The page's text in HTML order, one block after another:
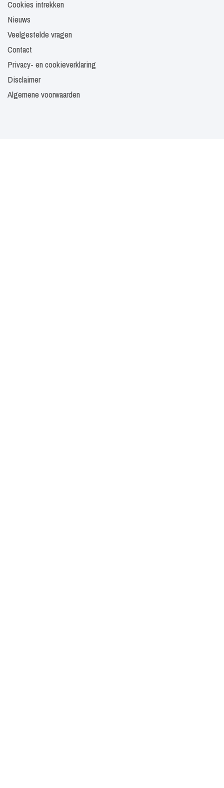
Cookies intrekken
Nieuws
Veelgestelde vragen
Contact
Privacy- en cookieverklaring
Disclaimer
Algemene voorwaarden